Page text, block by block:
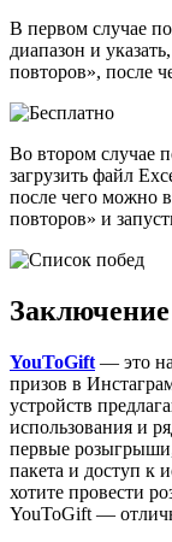
В первом случае
диапазон и
повторов», после
Во втором случае
загрузить файл
после чего можно
повторов» и
Заключение
YouToGift — это
призов в
устройств
использования и
первые
пакета и доступ к
хотите провести
YouToGift —